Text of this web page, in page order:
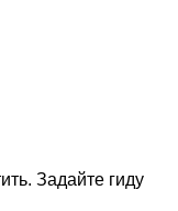
Задайте гиду